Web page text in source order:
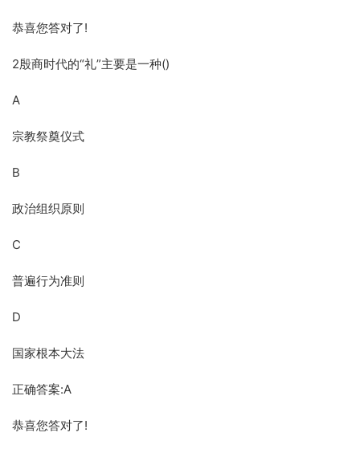
恭喜您答对了!
2殷商时代的“礼”主要是一种()
A
宗教祭奠仪式
B
政治组织原则
C
普遍行为准则
D
国家根本大法
正确答案:A
恭喜您答对了!